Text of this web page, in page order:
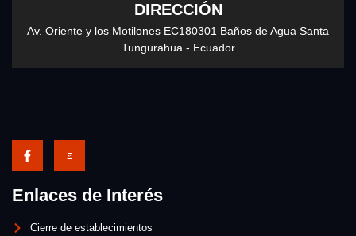
DIRECCIÓN
Av. Oriente y los Motilones EC180301 Baños de Agua Santa
Tungurahua - Ecuador
Enlaces de Interés
Cierre de establecimientos